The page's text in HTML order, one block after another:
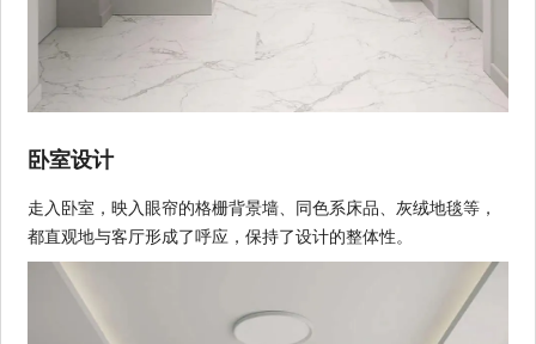
卧室设计
走入卧室，映入眼帘的格栅背景墙、同色系床品、灰绒地毯等，
都直观地与客厅形成了呼应，保持了设计的整体性。